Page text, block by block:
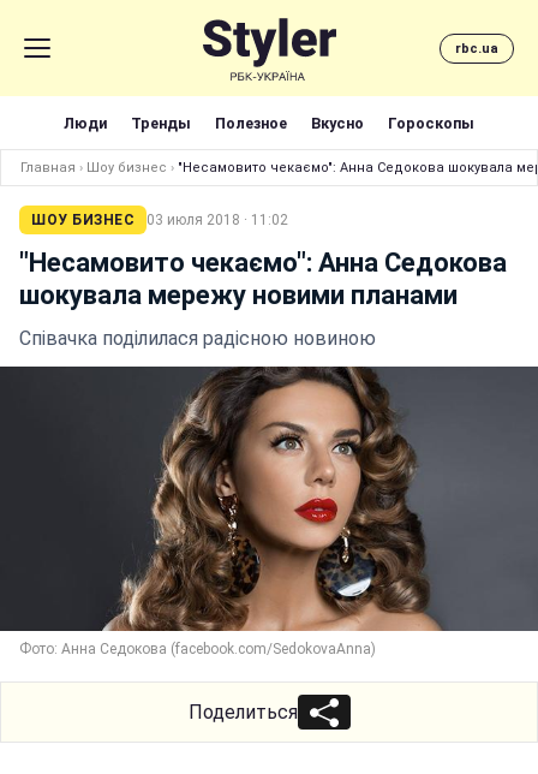
rbc.ua
Люди Тренды Полезное Вкусно Гороскопы
Главная › Шоу бизнес › "Несамовито чекаємо": Анна Седокова шокувала
ШОУ БИЗНЕС 03 июля 2018 · 11:02
"Несамовито чекаємо": Анна Седокова
шокувала мережу новими планами
Співачка поділилася радісною новиною
Фото: Анна Седокова (facebook.com/SedokovaAnna)
Поделиться